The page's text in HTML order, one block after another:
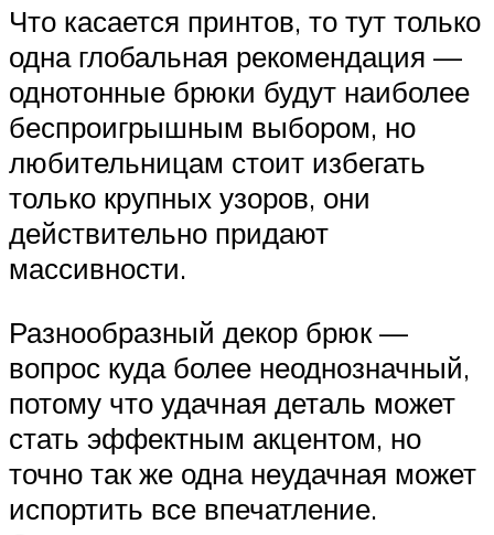
Что касается принтов, то тут только
одна глобальная рекомендация —
однотонные брюки будут наиболее
беспроигрышным выбором, но
любительницам стоит избегать
только крупных узоров, они
действительно придают
массивности.
Разнообразный декор брюк —
вопрос куда более неоднозначный,
потому что удачная деталь может
стать эффектным акцентом, но
точно так же одна неудачная может
испортить все впечатление.